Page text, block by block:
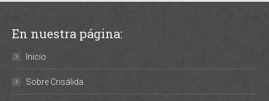
En nuestra página:
Inicio
Sobre Crisálida